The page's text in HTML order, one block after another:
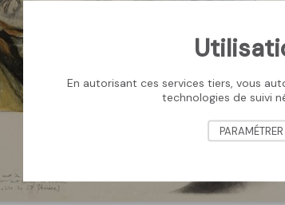
En autorisant ces services tiers, vous
technologies de suivi
PARAMÉTRER